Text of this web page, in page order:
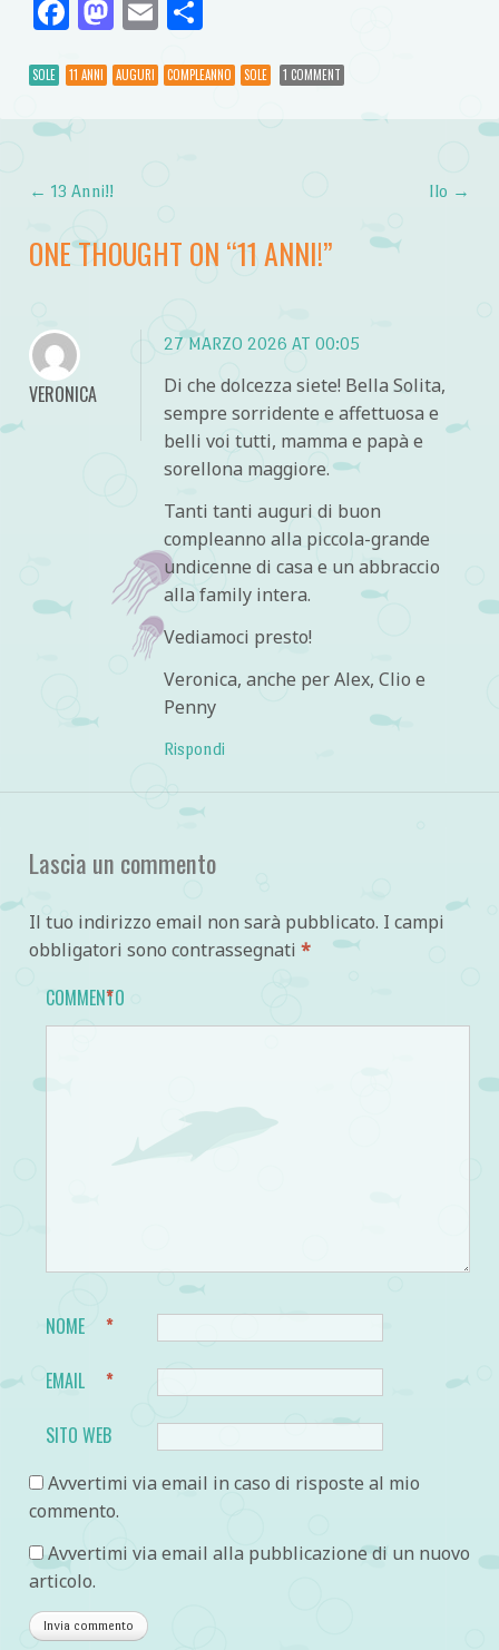
Facebook
Mastodon
Email
SOLE 11 ANNI AUGURI COMPLEANNO SOLE 1 COMMENT
Post navigation
← 13 Anni!! Ilo →
ONE THOUGHT ON “11 ANNI!”
VERONICA
27 MARZO 2026 AT 00:05
Di che dolcezza siete! Bella Solita,
sempre sorridente e affettuosa e
belli voi tutti, mamma e papà e
sorellona maggiore.
Tanti tanti auguri di buon
compleanno alla piccola-grande
undicenne di casa e un abbraccio
alla family intera.
Vediamoci presto!
Veronica, anche per Alex, Clio e
Penny
Rispondi
Lascia un commento
Il tuo indirizzo email non sarà pubblicato. I campi
obbligatori sono contrassegnati *
COMMENTO
*
NOME *
EMAIL *
SITO WEB
Avvertimi via email in caso di risposte al mio
commento.
Avvertimi via email alla pubblicazione di un nuovo
articolo.